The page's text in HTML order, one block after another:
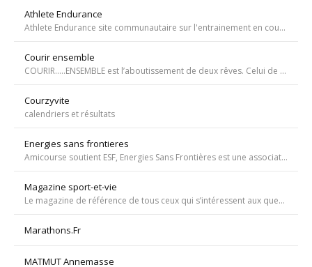
Athlete Endurance
Athlete Endurance site communautaire sur l'entrainement en course à pied
Courir ensemble
COURIR…..ENSEMBLE est l’aboutissement de deux rêves. Celui de Tiffany qui, malgré une tumeur à la jambe voulait participer à la course de l’Escalade et celui de Carole, animatrice bénévole de l’atelier de bricolage du service d’oncopédiatrie de l’Hôpital
Courzyvite
calendriers et résultats
Energies sans frontieres
Amicourse soutient ESF, Energies Sans Frontières est une association ayant pour objet l'aide au développement des pays les plus pauvres en favorisant l'accès à l'eau et à l'électricité
Magazine sport-et-vie
Le magazine de référence de tous ceux qui s’intéressent aux questions d’entraînement, de nutrition, de dopage, de physiologie, de psychologie et de médecine du sport.
Marathons.Fr
MATMUT Annemasse